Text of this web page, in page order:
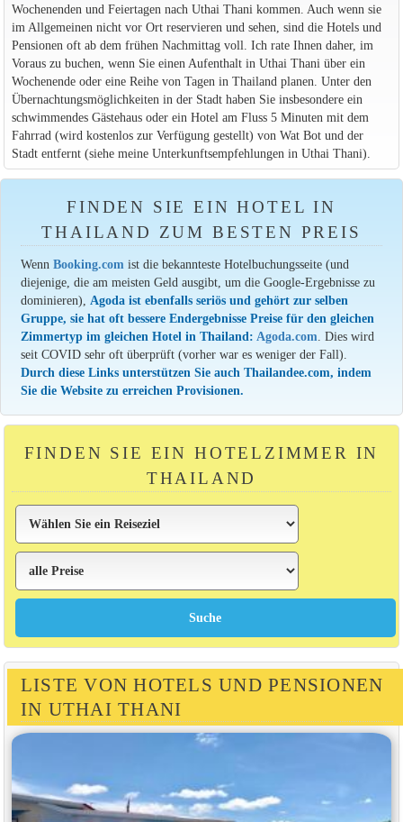
Wochenenden und Feiertagen nach Uthai Thani kommen. Auch wenn sie
im Allgemeinen nicht vor Ort reservieren und sehen, sind die Hotels und
Pensionen oft ab dem frühen Nachmittag voll. Ich rate Ihnen daher, im
Voraus zu buchen, wenn Sie einen Aufenthalt in Uthai Thani über ein
Wochenende oder eine Reihe von Tagen in Thailand planen. Unter den
Übernachtungsmöglichkeiten in der Stadt haben Sie insbesondere ein
schwimmendes Gästehaus oder ein Hotel am Fluss 5 Minuten mit dem
Fahrrad (wird kostenlos zur Verfügung gestellt) von Wat Bot und der
Stadt entfernt (siehe meine Unterkunftsempfehlungen in Uthai Thani).
FINDEN SIE EIN HOTEL IN
THAILAND ZUM BESTEN PREIS
WennBooking.comist die bekannteste Hotelbuchungsseite (und
diejenige, die am meisten Geld ausgibt, um die Google-Ergebnisse zu
dominieren), Agoda ist ebenfalls seriös und gehört zur selben
Gruppe, sie hat oft bessere Endergebnisse Preise für den gleichen
Zimmertyp im gleichen Hotel in Thailand: Agoda.com . Dies wird
seit COVID sehr oft überprüft (vorher war es weniger der Fall).
Durch diese Links unterstützen Sie auch Thailandee.com, indem
Sie die Website zu erreichen Provisionen.
FINDEN SIE EIN HOTELZIMMER IN
THAILAND
LISTE VON HOTELS UND PENSIONEN
IN UTHAI THANI